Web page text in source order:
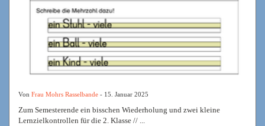
Von Frau Mohrs Rasselbande - 15. Januar 2025
Zum Semesterende ein bisschen Wiederholung und zwei kleine
Lernzielkontrollen für die 2. Klasse // ...